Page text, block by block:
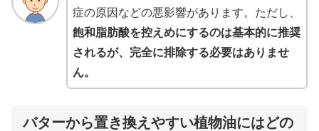
症の原因などの悪影響があります。ただし、
飽和脂肪酸を控えめにするのは基本的に推奨
されるが、完全に排除する必要はありませ
ん。
バターから置き換えやすい植物油にはどの